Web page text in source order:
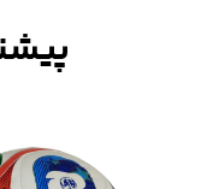
بر اساس لباس
جنس سبک، خنک و
برای تمرینات
روزمره برای